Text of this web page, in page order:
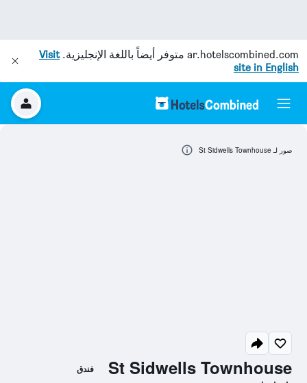
ar.hotelscombined.com متوفر أيضاً باللغة الإنجليزية.Visit
site in English
St Sidwells Townhouse فندق
صور لـ St Sidwells Townhouse